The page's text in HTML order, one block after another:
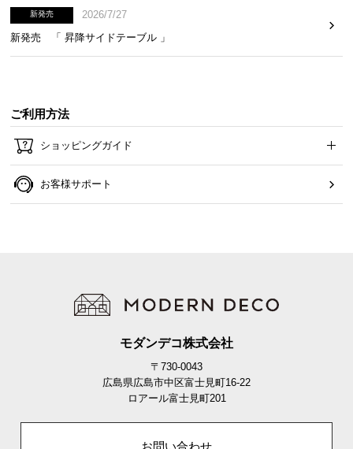
新発売
2026/7/27
新発売 「 昇降サイドテーブル 」
ご利用方法
ショッピングガイド
お客様サポート
モダンデコ株式会社
〒730-0043
広島県広島市中区富士見町16-22
ロアール富士見町201